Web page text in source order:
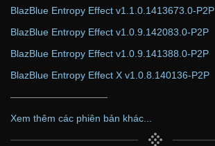
BlazBlue Entropy Effect v1.1.0.1413673.0-P2P
BlazBlue Entropy Effect v1.0.9.142083.0-P2P
BlazBlue Entropy Effect v1.0.9.141388.0-P2P
BlazBlue Entropy Effect X v1.0.8.140136-P2P
——————————
Xem thêm các phiên bản khác...